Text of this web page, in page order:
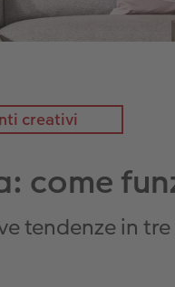
creativi
come
tendenze in